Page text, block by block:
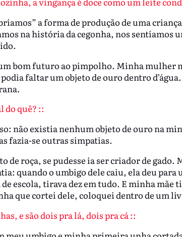
a forma de produção de uma
na história da cegonha, nos sentíamos
bom futuro ao pimpolho. Minha mulher
faltar um objeto de ouro dentro
do quê? ::
não existia nenhum objeto de ouro na
fazia-se outras simpatias.
de roça, se pudesse ia ser criador de gado.
quando o umbigo dele caiu, ela deu para
escola, tirava dez em tudo. E minha mãe
que cortei dele, coloquei dentro de um
e são dois pra lá, dois pra cá ::